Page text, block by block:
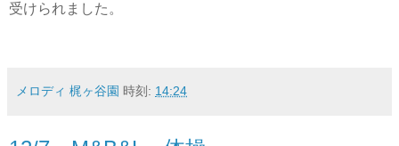
受けられました。
メロディ 梶ヶ谷園 時刻: 14:24